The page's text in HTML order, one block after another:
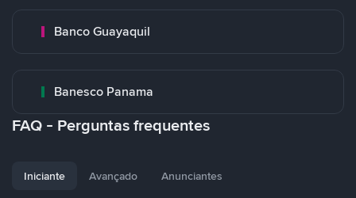
Banco Guayaquil
Banesco Panama
FAQ - Perguntas frequentes
Iniciante Avançado Anunciantes